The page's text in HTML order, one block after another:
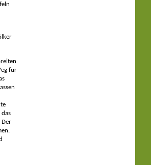
für
das
Der